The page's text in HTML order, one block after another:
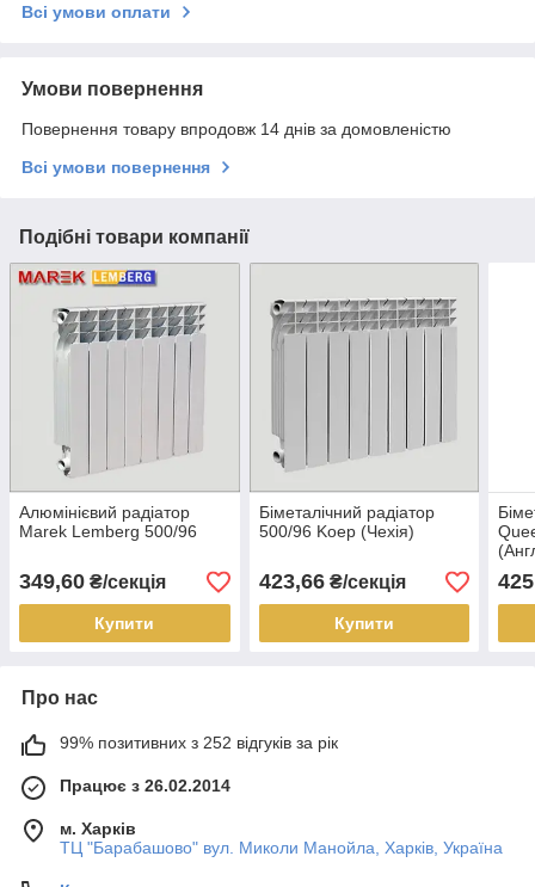
Всі умови оплати
Умови повернення
Повернення товару впродовж 14 днів за домовленістю
Всі умови повернення
Подібні товари компанії
Алюмінієвий радіатор
Marek Lemberg 500/96
349,60 ₴/секція
Купити
Біметалічний радіатор
500/96 Koep (Чехія)
423,66₴/секція
Купити
Про нас
99% позитивних з 252 відгуків за рік
Працює з 26.02.2014
м. Харків
ТЦ "Барабашово" вул. Миколи Манойла, Харків, Україна